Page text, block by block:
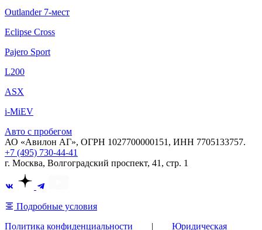
Outlander 7-мест
Eclipse Cross
Pajero Sport
L200
ASX
i-MiEV
Авто с пробегом
АО «Авилон АГ», ОГРН 1027700000151, ИНН 7705133757.
+7 (495) 730-44-41
г. Москва, Волгоградский проспект, 41, стр. 1
Подробные условия
Политика конфиденциальности | Юридическая